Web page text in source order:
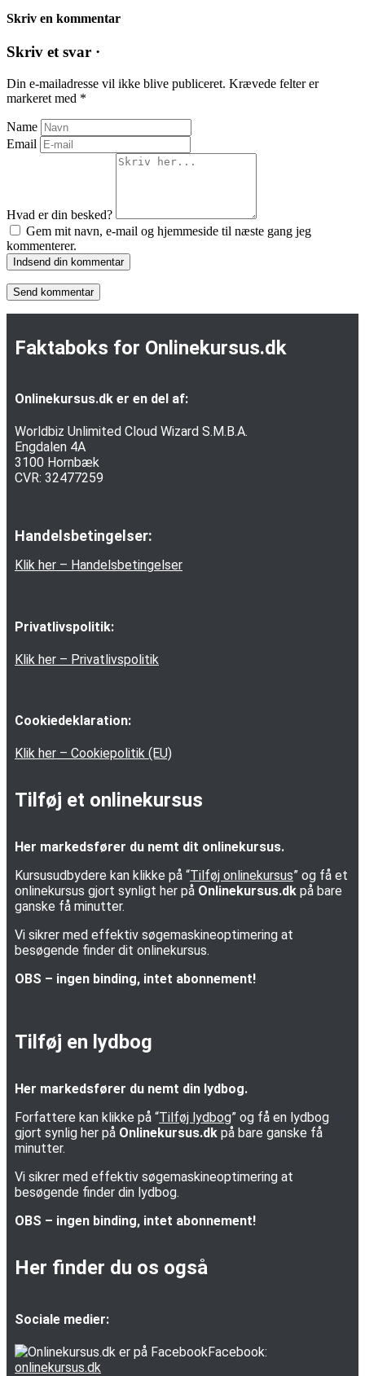
Skriv en kommentar
Skriv et svar ·
Din e-mailadresse vil ikke blive publiceret. Krævede felter er
markeret med *
Name
Email
Hvad er din besked?
Gem mit navn, e-mail og hjemmeside til næste gang jeg
kommenterer.
Indsend din kommentar
Faktaboks for Onlinekursus.dk
Onlinekursus.dk er en del af:
Worldbiz Unlimited Cloud Wizard S.M.B.A.
Engdalen 4A
3100 Hornbæk
CVR: 32477259
Handelsbetingelser:
Klik her – Handelsbetingelser
Privatlivspolitik:
Klik her – Privatlivspolitik
Cookiedeklaration:
Klik her – Cookiepolitik (EU)
Tilføj et onlinekursus
Her markedsfører du nemt dit onlinekursus.
Kursusudbydere kan klikke på “Tilføj onlinekursus” og få et
onlinekursus gjort synligt her på Onlinekursus.dk på bare
ganske få minutter.
Vi sikrer med effektiv søgemaskineoptimering at
besøgende finder dit onlinekursus.
OBS – ingen binding, intet abonnement!
Tilføj en lydbog
Her markedsfører du nemt din lydbog.
Forfattere kan klikke på “Tilføj lydbog” og få en lydbog
gjort synlig her på Onlinekursus.dk på bare ganske få
minutter.
Vi sikrer med effektiv søgemaskineoptimering at
besøgende finder din lydbog.
OBS – ingen binding, intet abonnement!
Her finder du os også
Sociale medier:
Facebook:
onlinekursus.dk